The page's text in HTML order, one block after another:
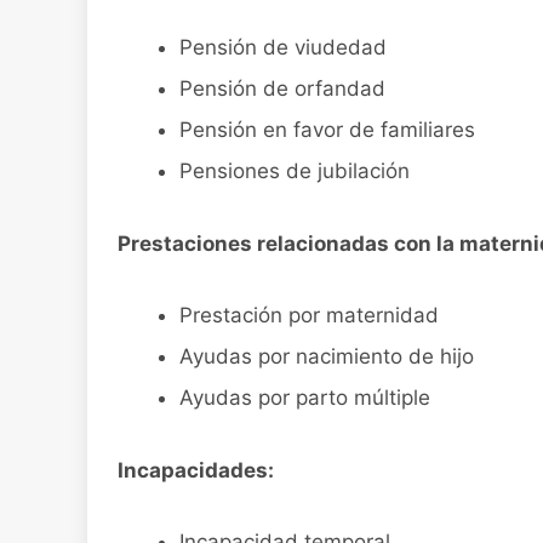
Pensión de viudedad
Pensión de orfandad
Pensión en favor de familiares
Pensiones de jubilación
Prestaciones relacionadas con la
Prestación por maternidad
Ayudas por nacimiento de hijo
Ayudas por parto múltiple
Incapacidades: